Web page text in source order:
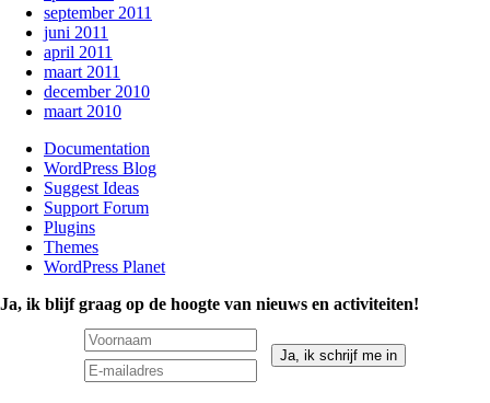
september 2011
juni 2011
april 2011
maart 2011
december 2010
maart 2010
Documentation
WordPress Blog
Suggest Ideas
Support Forum
Plugins
Themes
WordPress Planet
Ja, ik blijf graag op de hoogte van nieuws en activiteiten!